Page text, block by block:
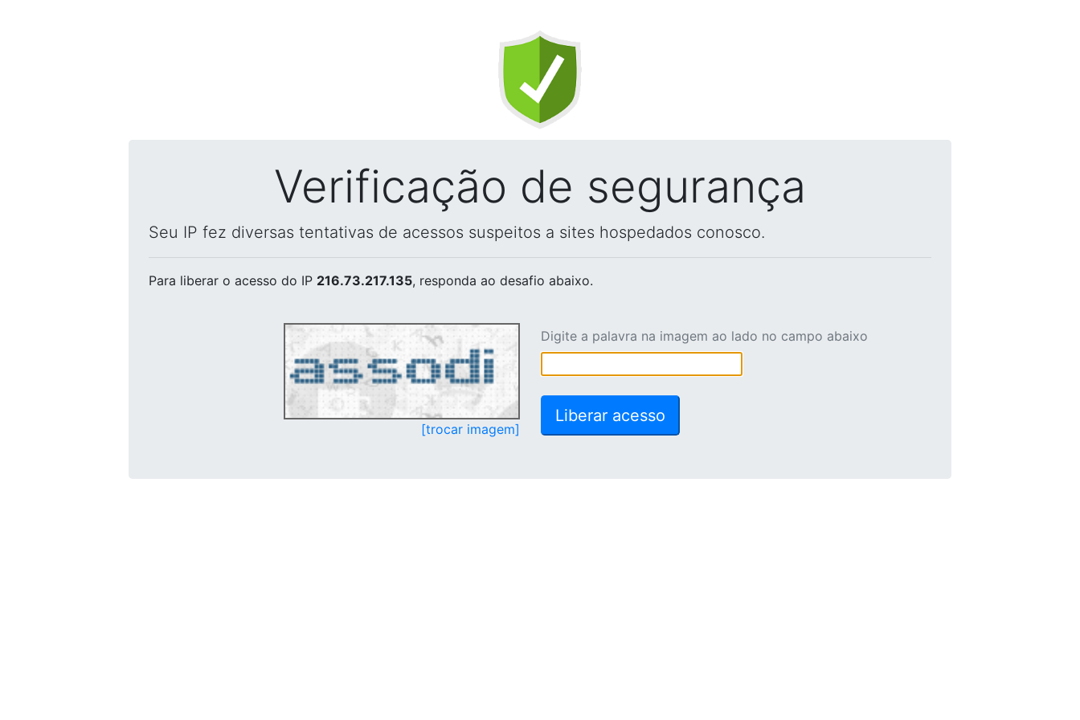
Verificação de segurança
Seu IP fez diversas tentativas de acessos suspeitos a sites hospedados conosco.
Para liberar o acesso do IP 216.73.217.135, responda ao desafio abaixo.
[trocar imagem]
Digite a palavra na imagem ao lado no campo abaixo